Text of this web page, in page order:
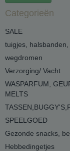
Categorieën
SALE
tuigjes,
wegdromen
Verzorging/ Vacht
WASPARFUM,
MELTS
SPEELGOED
Gezonde snacks,
Hebbedingetjes